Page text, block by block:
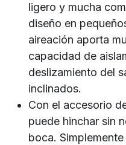
ligero y mucha
diseño en
aireación aporta
capacidad de
deslizamiento del
inclinados.
Con el accesorio
puede hinchar sin
boca.